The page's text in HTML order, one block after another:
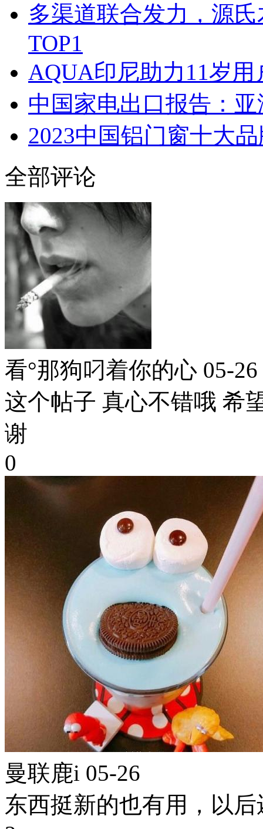
多渠道联合发力，源
TOP1
AQUA印尼助力11岁
中国家电出口报告：
2023中国铝门窗十大
全部评论
看°那狗叼着你的心 05-26
这个帖子 真心不错哦 希
谢
0
曼联鹿i 05-26
东西挺新的也有用，以